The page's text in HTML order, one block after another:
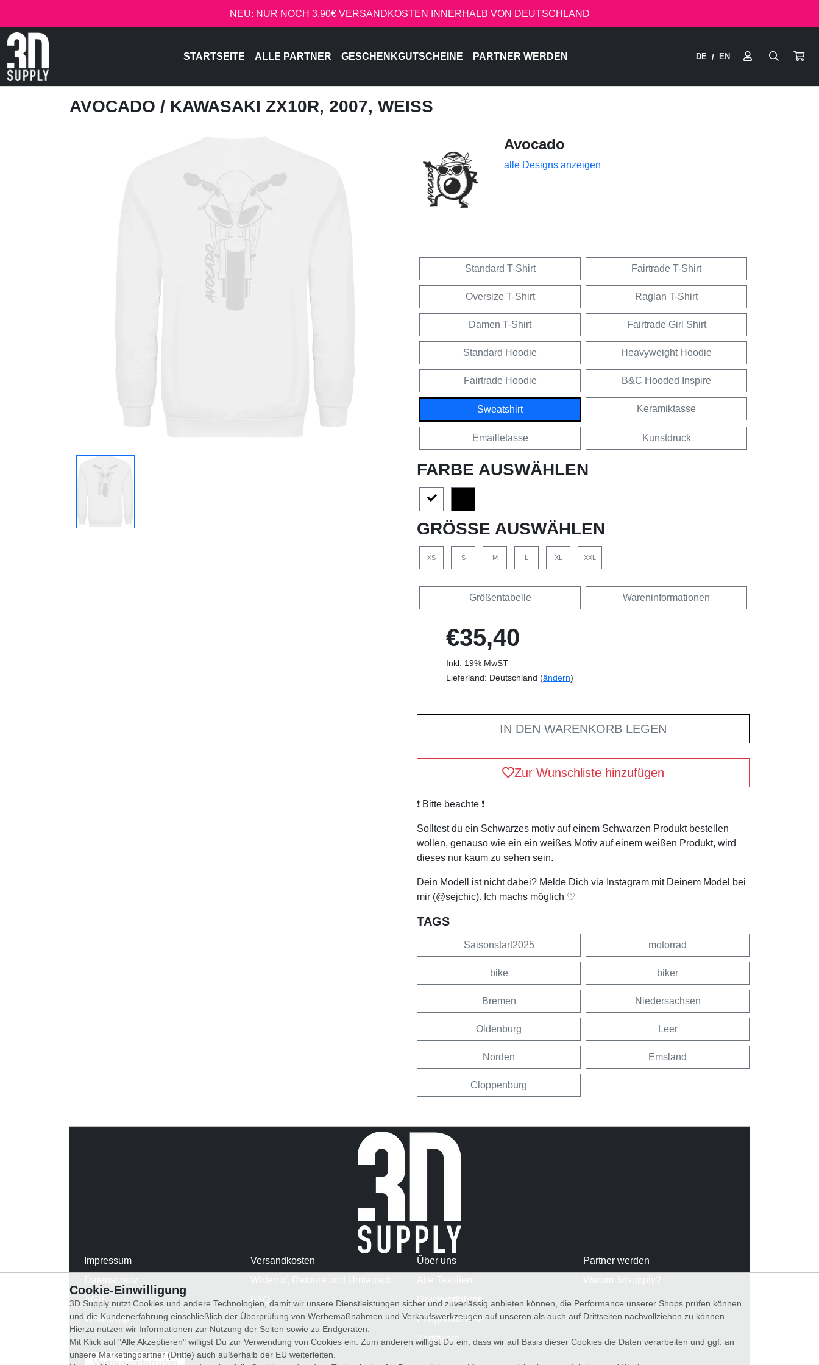
NEU: NUR NOCH 3.90€ VERSANDKOSTEN INNERHALB VON DEUTSCHLAND
STARTSEITE ALLE PARTNER GESCHENKGUTSCHEINE PARTNER WERDEN DE / EN
AVOCADO / KAWASAKI ZX10R, 2007, WEISS
Avocado
alle Designs anzeigen
Standard T-Shirt Fairtrade T-Shirt
Oversize T-Shirt Raglan T-Shirt
Damen T-Shirt Fairtrade Girl Shirt
Standard Hoodie Heavyweight Hoodie
Fairtrade Hoodie B&C Hooded Inspire
Sweatshirt Keramiktasse
Emailletasse Kunstdruck
FARBE AUSWÄHLEN
GRÖSSE AUSWÄHLEN
XS S M L XL XXL
Größentabelle Wareninformationen
€35,40
Inkl. 19% MwST
Lieferland: Deutschland (ändern)
IN DEN WARENKORB LEGEN
Zur Wunschliste hinzufügen
❗️ Bitte beachte ❗️
Solltest du ein Schwarzes motiv auf einem Schwarzen Produkt bestellen
wollen, genauso wie ein ein weißes Motiv auf einem weißen Produkt, wird
dieses nur kaum zu sehen sein.
Dein Modell ist nicht dabei? Melde Dich via Instagram mit Deinem Model bei
mir (@sejchic). Ich machs möglich ♡
TAGS
Saisonstart2025 motorrad
bike biker
Bremen Niedersachsen
Oldenburg Leer
Norden Emsland
Cloppenburg
Impressum
AGB
WhatsApp
Versandkosten
FAQ
Über uns
Druckverfahren
Pflegehinweise
Zertifikate
Partner werden
Cookie-Einwilligung
3D Supply nutzt Cookies und andere Technologien, damit wir unsere Dienstleistungen sicher und zuverlässig anbieten können, die Performance unserer Shops prüfen können
und die Kundenerfahrung einschließlich der Überprüfung von Werbemaßnahmen und Verkaufswerkzeugen auf unseren als auch auf Drittseiten nachvollziehen zu können.
Hierzu nutzen wir Informationen zur Nutzung der Seiten sowie zu Endgeräten.
Mit Klick auf "Alle Akzeptieren" willigst Du zur Verwendung von Cookies ein. Zum anderen willigst Du ein, dass wir auf Basis dieser Cookies die Daten verarbeiten und ggf. an
unsere Marketingpartner (Dritte) auch außerhalb der EU weiterleiten.